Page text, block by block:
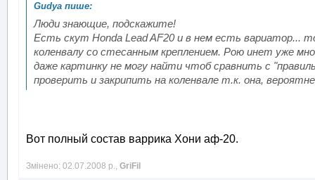
Люди знающие, подскажите!
Есть скут Honda Lead AF20 и в нем есть вариатор...
коленвалу со стесанным креплением. Рою инет уже
даже картинку не могу найти чтоб сравнить с
проверить и закрипить на коленвале т.к. она,
Вот полный состав варрика Хони аф-20.
Змінено: 02.07.2008 р., GriFil